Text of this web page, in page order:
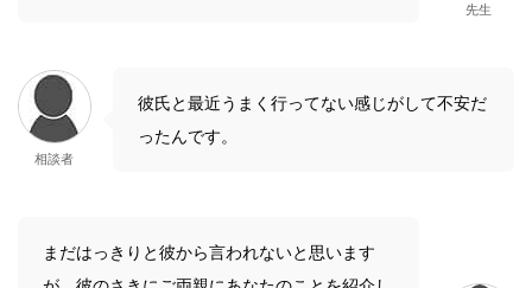
先生
相談者
彼氏と最近うまく行ってない感じがして不安だ
ったんです。
まだはっきりと彼から言われないと思います